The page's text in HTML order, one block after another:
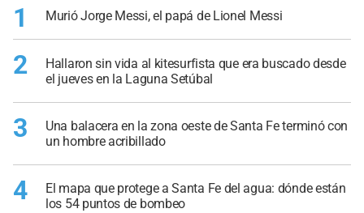
1 Murió Jorge Messi, el papá de Lionel Messi
2
Hallaron sin vida al kitesurfista que era buscado desde
el jueves en la Laguna Setúbal
3
Una balacera en la zona oeste de Santa Fe terminó con
un hombre acribillado
4
El mapa que protege a Santa Fe del agua: dónde están
los 54 puntos de bombeo